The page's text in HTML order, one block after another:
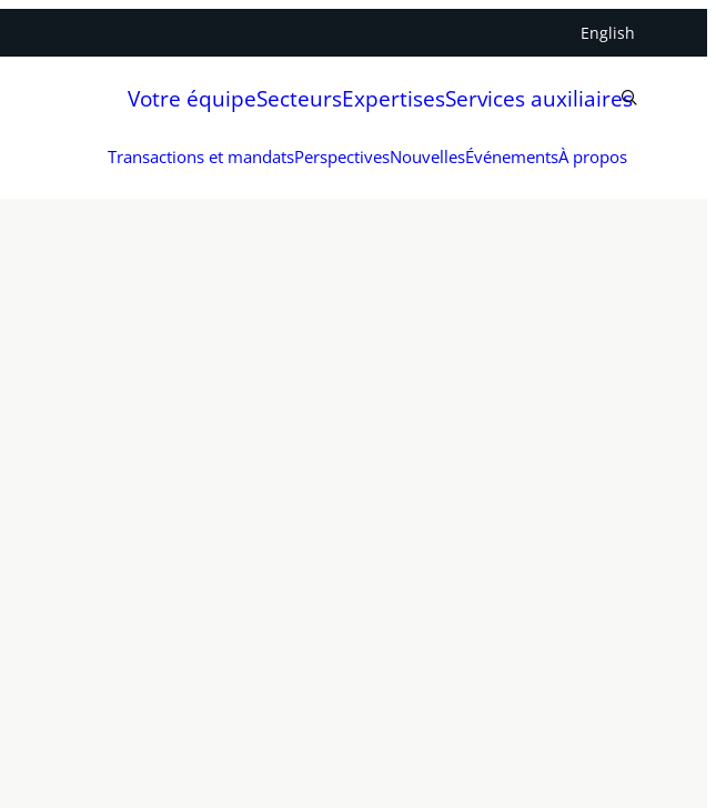
English
Votre équipeSecteursExpertisesServices auxiliaires
Transactions et mandatsPerspectivesNouvellesÉvénementsÀ propos